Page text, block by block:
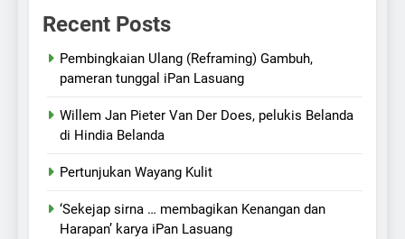
Recent Posts
Pembingkaian Ulang (Reframing) Gambuh,
pameran tunggal iPan Lasuang
Willem Jan Pieter Van Der Does, pelukis Belanda
di Hindia Belanda
Pertunjukan Wayang Kulit
‘Sekejap sirna … membagikan Kenangan dan
Harapan’ karya iPan Lasuang